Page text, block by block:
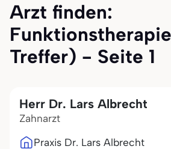
Arzt finden:
Treffer) - Seite 1
Herr Dr. Lars Albrecht
Zahnarzt
Praxis Dr. Lars Albrecht